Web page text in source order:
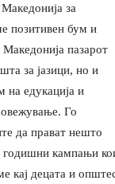
за
позитивен бум и
пазарот
за јазици, но и
на едукација и
Го
да прават нешто
кампањи
кај децата и